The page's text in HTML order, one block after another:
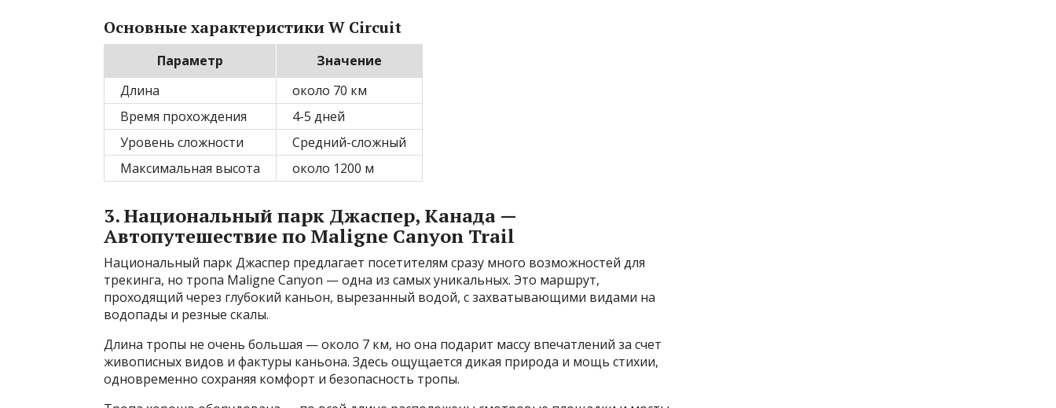
Основные характеристики W Circuit
Параметр
Значение
Длина
около 70 км
Время прохождения
4-5 дней
Уровень сложности
Средний-сложный
Максимальная высота
около 1200 м
3. Национальный парк Джаспер, Канада —
Автопутешествие по Maligne Canyon Trail
Национальный парк Джаспер предлагает посетителям сразу много возможностей для
трекинга, но тропа Maligne Canyon — одна из самых уникальных. Это маршрут,
проходящий через глубокий каньон, вырезанный водой, с захватывающими видами на
водопады и резные скалы.
Длина тропы не очень большая — около 7 км, но она подарит массу впечатлений за счет
живописных видов и фактуры каньона. Здесь ощущается дикая природа и мощь стихии,
одновременно сохраняя комфорт и безопасность тропы.